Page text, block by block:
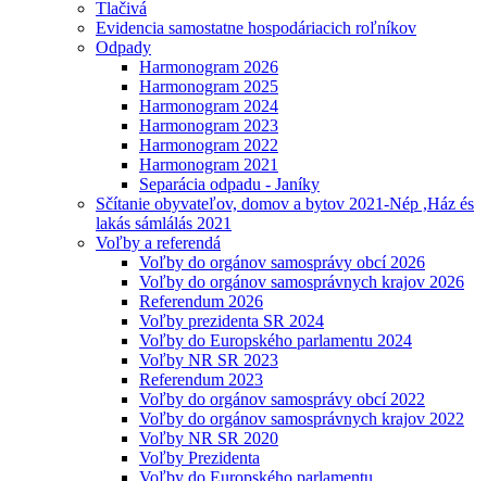
Tlačivá
Evidencia samostatne hospodáriacich roľníkov
Odpady
Harmonogram 2026
Harmonogram 2025
Harmonogram 2024
Harmonogram 2023
Harmonogram 2022
Harmonogram 2021
Separácia odpadu - Janíky
Sčítanie obyvateľov, domov a bytov 2021-Nép ,Ház és
lakás sámlálás 2021
Voľby a referendá
Voľby do orgánov samosprávy obcí 2026
Voľby do orgánov samosprávnych krajov 2026
Referendum 2026
Voľby prezidenta SR 2024
Voľby do Europského parlamentu 2024
Voľby NR SR 2023
Referendum 2023
Voľby do orgánov samosprávy obcí 2022
Voľby do orgánov samosprávnych krajov 2022
Voľby NR SR 2020
Voľby Prezidenta
Voľby do Europského parlamentu